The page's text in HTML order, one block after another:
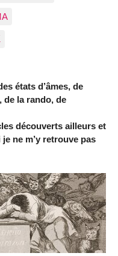
états d’âmes, de
de la rando, de
découverts ailleurs et
ne m’y retrouve pas